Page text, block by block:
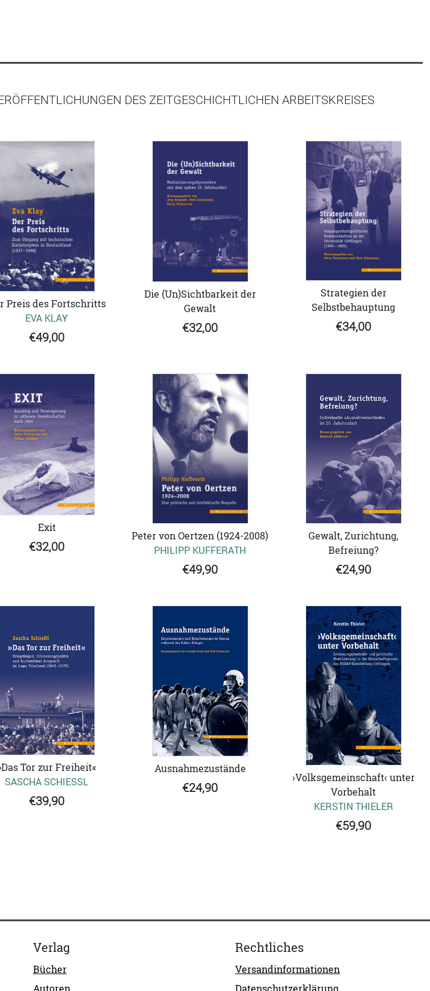
DES ZEITGESCHICHTLICHEN ARBEITSKREISES
Preis des Fortschritts
EVA KLAY
€49,00
Die (Un)Sichtbarkeit der
Gewalt
€32,00
Strategien der
Selbstbehauptung
€34,00
Exit
€32,00
Peter von Oertzen (1924-2008)
PHILIPP KUFFERATH
€49,90
Gewalt, Zurichtung,
Befreiung?
€24,90
Tor zur Freiheit«
SASCHA SCHIESSL
€39,90
Ausnahmezustände
€24,90
›Volksgemeinschaft‹ unter
Vorbehalt
KERSTIN THIELER
€59,90
Verlag
Bücher
Rechtliches
Versandinformationen